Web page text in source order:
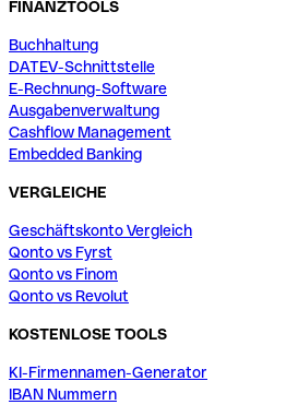
FINANZTOOLS
Buchhaltung
DATEV-Schnittstelle
E-Rechnung-Software
Ausgabenverwaltung
Cashflow Management
Embedded Banking
VERGLEICHE
Geschäftskonto Vergleich
Qonto vs Fyrst
Qonto vs Finom
Qonto vs Revolut
KOSTENLOSE TOOLS
KI-Firmennamen-Generator
IBAN Nummern